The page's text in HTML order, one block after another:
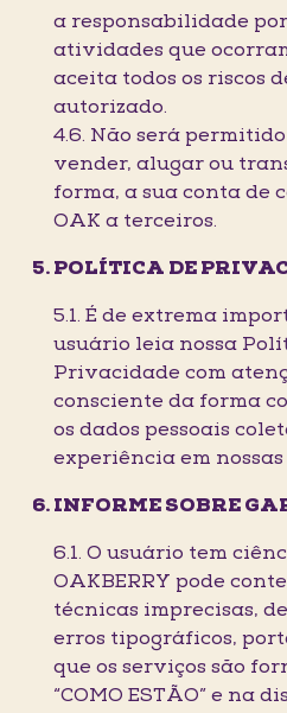
a responsabilidade
atividades que
aceita todos os riscos
autorizado.
4.6. Não será
vender, alugar ou
forma, a sua conta de
OAK a terceiros.
POLÍTICA DE
5.1. É de extrema
usuário leia nossa
Privacidade com
consciente da forma
os dados pessoais
experiência em
INFORME SOBRE
6.1. O usuário tem
OAKBERRY pode
técnicas imprecisas,
erros tipográficos,
que os serviços são
“COMO ESTÃO” e na